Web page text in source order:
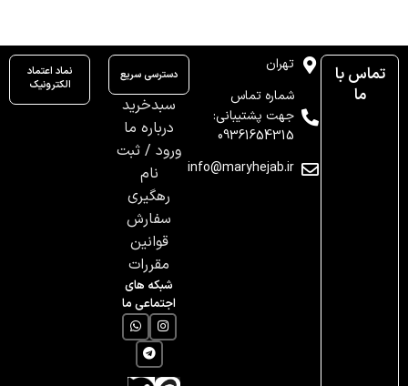
تماس با
ما
تهران
شماره تماس
جهت پشتیبانی:
09361654315
info@maryhejab.ir
دسترسی سریع
سبدخرید
درباره ما
ورود / ثبت
نام
رهگیری
سفارش
قوانین
مقررات
شبکه های
اجتماعی ما
نماد اعتماد
الکترونیک